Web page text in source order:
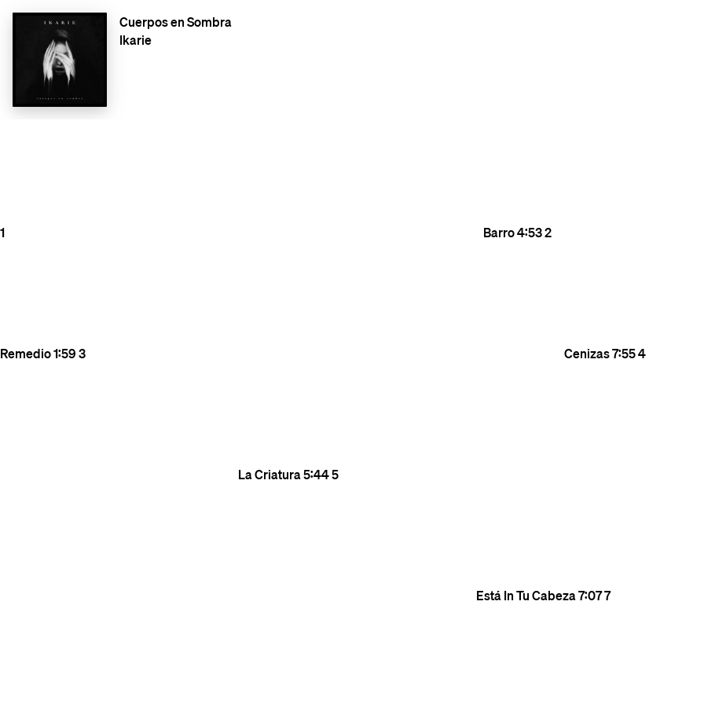
Cuerpos en Sombra
Ikarie
1 Barro4:532
Remedio1:593 Cenizas7:554
La Criatura5:445
Está In Tu Cabeza7:077